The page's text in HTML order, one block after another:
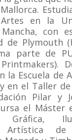
en la
Mancha, con
de Plymouth
parte de
la Escuela de
en el Taller
Pilar y
el Máster
Gráfica,
Artística